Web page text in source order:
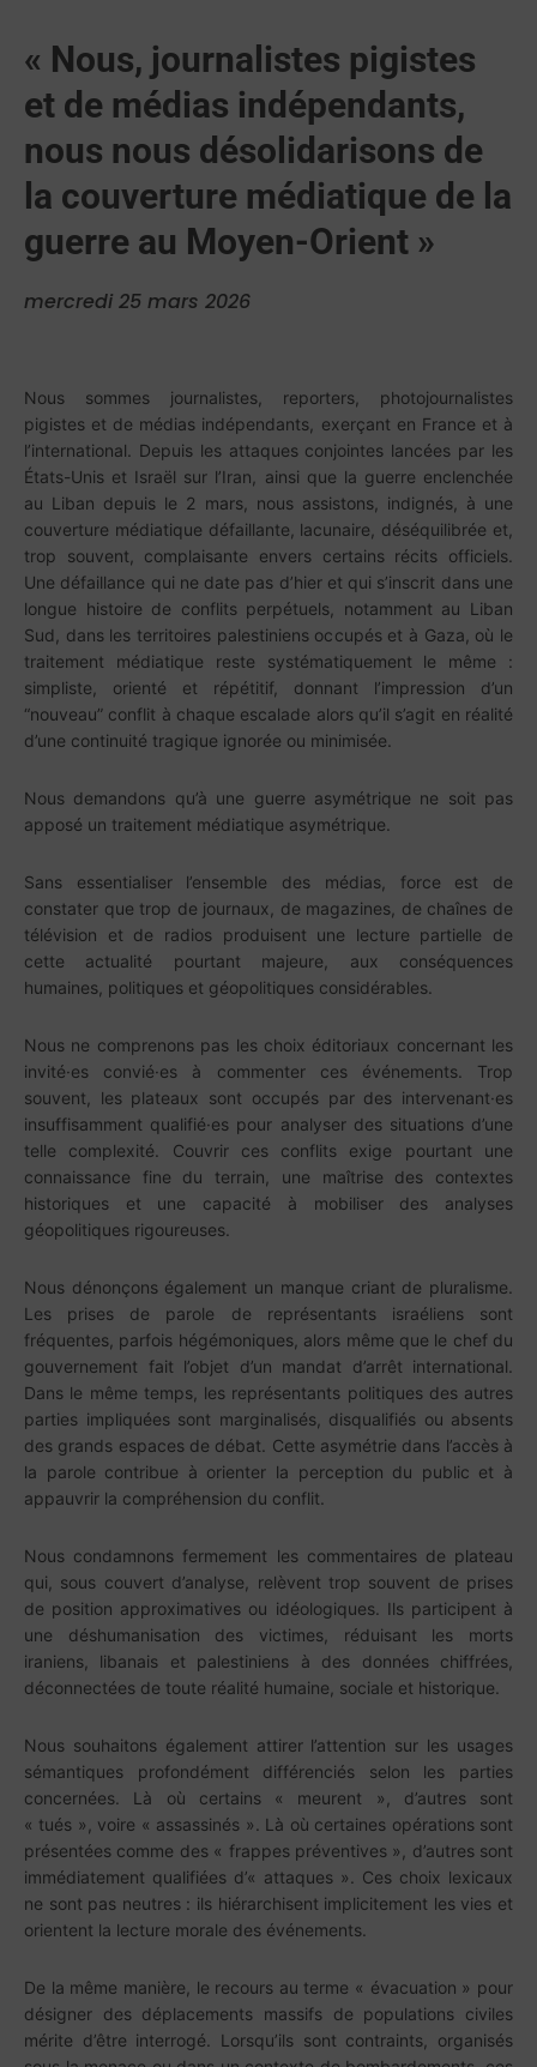
« Nous, journalistes pigistes
et de médias indépendants,
nous nous désolidarisons de
la couverture médiatique de la
guerre au Moyen-Orient »
mercredi 25 mars 2026
Nous sommes journalistes, reporters, photojournalistes
pigistes et de médias indépendants, exerçant en France et à
l’international. Depuis les attaques conjointes lancées par les
États-Unis et Israël sur l’Iran, ainsi que la guerre enclenchée
au Liban depuis le 2 mars, nous assistons, indignés, à une
couverture médiatique défaillante, lacunaire, déséquilibrée et,
trop souvent, complaisante envers certains récits officiels.
Une défaillance qui ne date pas d’hier et qui s’inscrit dans une
longue histoire de conflits perpétuels, notamment au Liban
Sud, dans les territoires palestiniens occupés et à Gaza, où le
traitement médiatique reste systématiquement le même :
simpliste, orienté et répétitif, donnant l’impression d’un
“nouveau” conflit à chaque escalade alors qu’il s’agit en réalité
d’une continuité tragique ignorée ou minimisée.
Nous demandons qu’à une guerre asymétrique ne soit pas
apposé un traitement médiatique asymétrique.
Sans essentialiser l’ensemble des médias, force est de
constater que trop de journaux, de magazines, de chaînes de
télévision et de radios produisent une lecture partielle de
cette actualité pourtant majeure, aux conséquences
humaines, politiques et géopolitiques considérables.
Nous ne comprenons pas les choix éditoriaux concernant les
invité·es convié·es à commenter ces événements. Trop
souvent, les plateaux sont occupés par des intervenant·es
insuffisamment qualifié·es pour analyser des situations d’une
telle complexité. Couvrir ces conflits exige pourtant une
connaissance fine du terrain, une maîtrise des contextes
historiques et une capacité à mobiliser des analyses
géopolitiques rigoureuses.
Nous dénonçons également un manque criant de pluralisme.
Les prises de parole de représentants israéliens sont
fréquentes, parfois hégémoniques, alors même que le chef du
gouvernement fait l’objet d’un mandat d’arrêt international.
Dans le même temps, les représentants politiques des autres
parties impliquées sont marginalisés, disqualifiés ou absents
des grands espaces de débat. Cette asymétrie dans l’accès à
la parole contribue à orienter la perception du public et à
appauvrir la compréhension du conflit.
Nous condamnons fermement les commentaires de plateau
qui, sous couvert d’analyse, relèvent trop souvent de prises
de position approximatives ou idéologiques. Ils participent à
une déshumanisation des victimes, réduisant les morts
iraniens, libanais et palestiniens à des données chiffrées,
déconnectées de toute réalité humaine, sociale et historique.
Nous souhaitons également attirer l’attention sur les usages
sémantiques profondément différenciés selon les parties
concernées. Là où certains « meurent », d’autres sont
« tués », voire « assassinés ». Là où certaines opérations sont
présentées comme des « frappes préventives », d’autres sont
immédiatement qualifiées d’« attaques ». Ces choix lexicaux
ne sont pas neutres : ils hiérarchisent implicitement les vies et
orientent la lecture morale des événements.
De la même manière, le recours au terme « évacuation » pour
désigner des déplacements massifs de populations civiles
mérite d’être interrogé. Lorsqu’ils sont contraints, organisés